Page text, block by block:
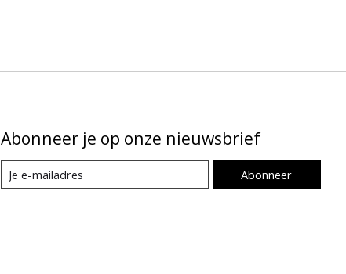
Abonneer je op onze nieuwsbrief
Abonneer